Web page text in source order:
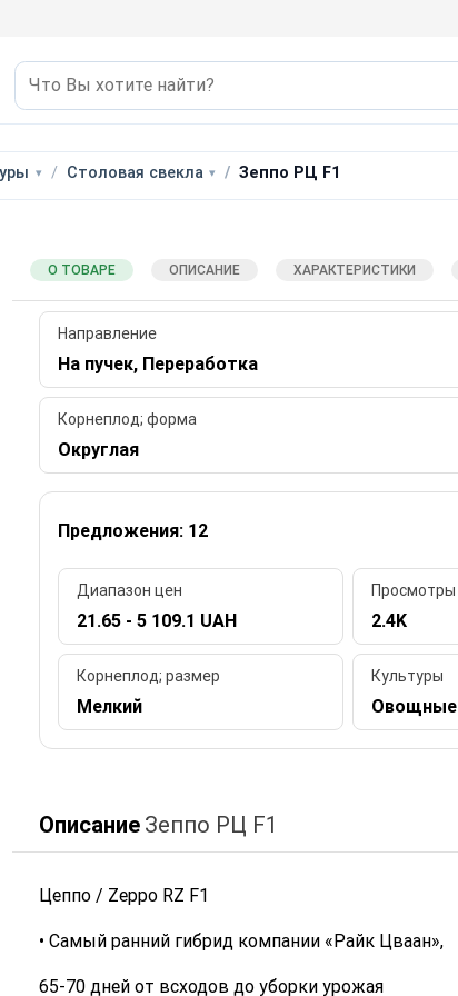
Столовая свекла Зеппо РЦ F1
О ТОВАРЕ ОПИСАНИЕ ХАРАКТЕРИСТИКИ
Направление
На пучек, Переработка
Корнеплод; форма
Округлая
Предложения: 12
Диапазон цен
21.65 - 5 109.1 UAH
Просмотры
2.4K
Корнеплод; размер
Мелкий
Культуры
Овощные
Описание Зеппо РЦ F1
Цеппо / Zeppo RZ F1
• Самый ранний гибрид компании «Райк Цваан»,
65-70 дней от всходов до уборки урожая